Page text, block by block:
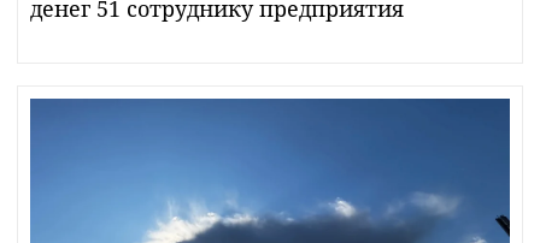
денег 51 сотруднику предприятия